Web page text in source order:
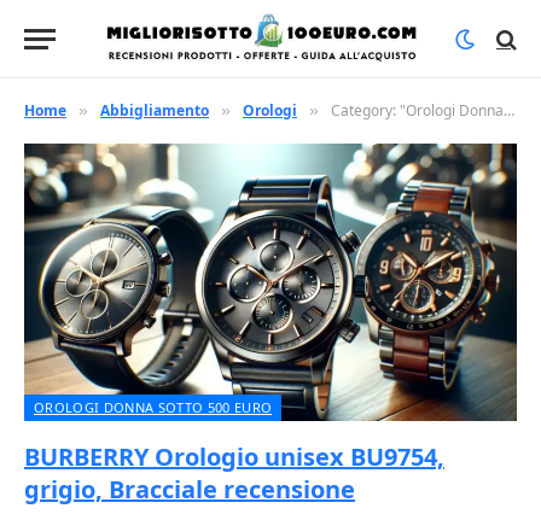
Home » Abbigliamento » Orologi » Category: "Orologi Donna sotto 500 euro" (Page 2)
OROLOGI DONNA SOTTO 500 EURO
BURBERRY Orologio unisex BU9754,
grigio, Bracciale recensione